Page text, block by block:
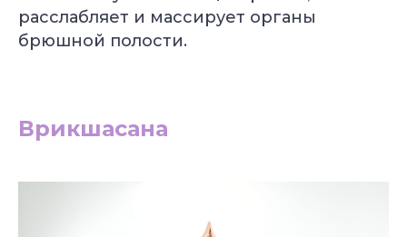
расслабляет и массирует органы
брюшной полости.
Врикшасана